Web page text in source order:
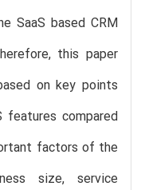
SaaS based CRM
this paper
on key points
compared
factors of the
size, service